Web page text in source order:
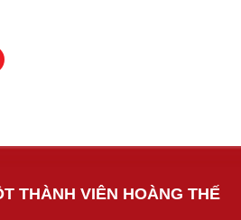
THÀNH VIÊN HOÀNG THẾ